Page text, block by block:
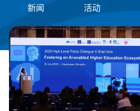
新闻 活动